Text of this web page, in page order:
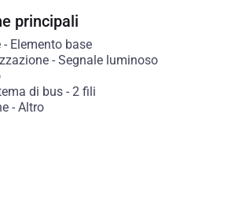
principali
- Elemento base
- Segnale luminoso
di bus- 2 fili
- Altro